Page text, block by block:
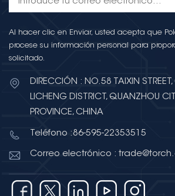
Al hacer clic en Enviar, usted acepta que
procese su información personal para
solicitado.
DIRECCIÓN : NO.58 TAIXIN
LICHENG DISTRICT, QUANZHOU
PROVINCE, CHINA
Teléfono :86-595-22353515
Correo electrónico :